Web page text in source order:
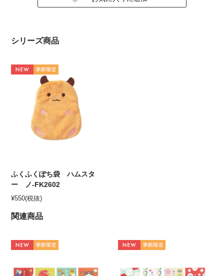
シリーズ商品
ふくふくぽち袋 ハムスタ
ー ノ-FK2602
¥550(税抜)
関連商品